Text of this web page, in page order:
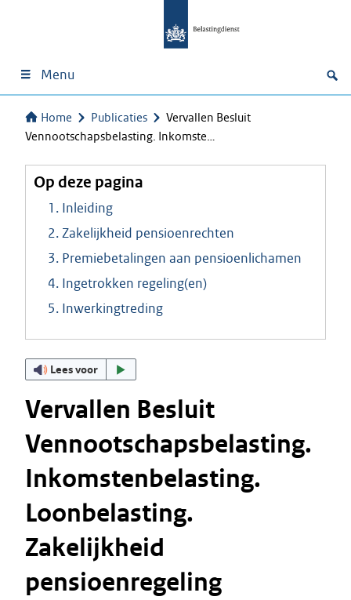
Menu
Home Publicaties
Vervallen Besluit
Vennootschapsbelasting. Inkomste…
Op deze pagina
1. Inleiding
2. Zakelijkheid pensioenrechten
3. Premiebetalingen aan pensioenlichamen
4. Ingetrokken regeling(en)
5. Inwerkingtreding
Lees voor
Vervallen Besluit
Vennootschapsbelasting.
Inkomstenbelasting.
Loonbelasting.
Zakelijkheid
pensioenregeling